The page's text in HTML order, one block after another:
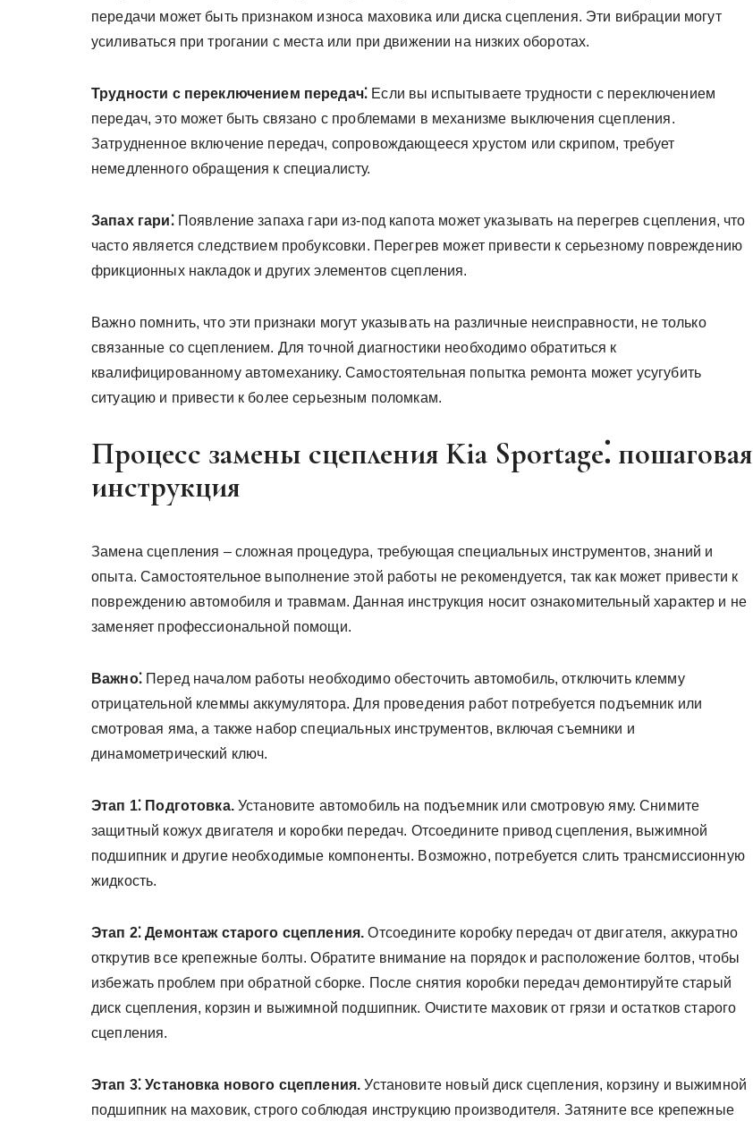
передачи может быть признаком износа маховика или диска сцепления. Эти вибрации могут
усиливаться при трогании с места или при движении на низких оборотах.
Трудности с переключением передач⁚ Если вы испытываете трудности с переключением
передач, это может быть связано с проблемами в механизме выключения сцепления.
Затрудненное включение передач, сопровождающееся хрустом или скрипом, требует
немедленного обращения к специалисту.
Запах гари⁚Появление запаха гари из-под капота может указывать на перегрев сцепления, что
часто является следствием пробуксовки. Перегрев может привести к серьезному повреждению
фрикционных накладок и других элементов сцепления.
Важно помнить, что эти признаки могут указывать на различные неисправности, не только
связанные со сцеплением. Для точной диагностики необходимо обратиться к
квалифицированному автомеханику. Самостоятельная попытка ремонта может усугубить
ситуацию и привести к более серьезным поломкам.
Процесс замены сцепления Kia Sportage⁚ пошаговая
инструкция
Замена сцепления – сложная процедура, требующая специальных инструментов, знаний и
опыта. Самостоятельное выполнение этой работы не рекомендуется, так как может привести к
повреждению автомобиля и травмам. Данная инструкция носит ознакомительный характер и не
заменяет профессиональной помощи.
Важно⁚Перед началом работы необходимо обесточить автомобиль, отключить клемму
отрицательной клеммы аккумулятора. Для проведения работ потребуется подъемник или
смотровая яма, а также набор специальных инструментов, включая съемники и
динамометрический ключ.
Этап 1⁚ Подготовка.Установите автомобиль на подъемник или смотровую яму. Снимите
защитный кожух двигателя и коробки передач. Отсоедините привод сцепления, выжимной
подшипник и другие необходимые компоненты. Возможно, потребуется слить трансмиссионную
жидкость.
Этап 2⁚ Демонтаж старого сцепления. Отсоедините коробку передач от двигателя, аккуратно
открутив все крепежные болты. Обратите внимание на порядок и расположение болтов, чтобы
избежать проблем при обратной сборке. После снятия коробки передач демонтируйте старый
диск сцепления, корзин и выжимной подшипник. Очистите маховик от грязи и остатков старого
сцепления.
Этап 3⁚ Установка нового сцепления. Установите новый диск сцепления, корзину и выжимной
подшипник на маховик, строго соблюдая инструкцию производителя. Затяните все крепежные